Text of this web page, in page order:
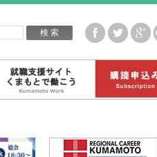
書データ